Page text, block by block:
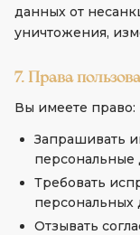
данных от
уничтожения,
7. Права
Вы имеете право:
Запрашивать
Требовать
персональных
Отзывать